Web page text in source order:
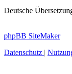
Deutsche
phpBB SiteMaker
Datenschutz |